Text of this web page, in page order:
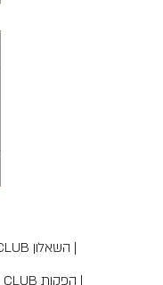
MY WEDDING CLUB השאלון |
PRODUCTIONS CLUB הפקות |